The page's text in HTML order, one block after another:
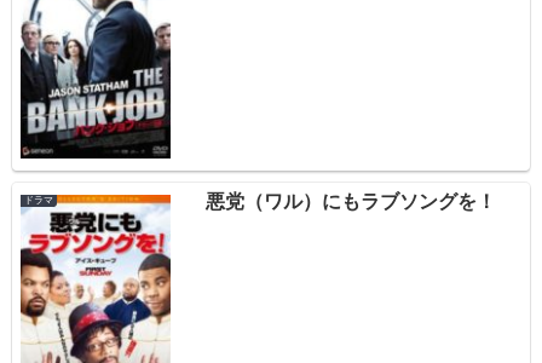
ドラマ 悪党（ワル）にもラブソングを！